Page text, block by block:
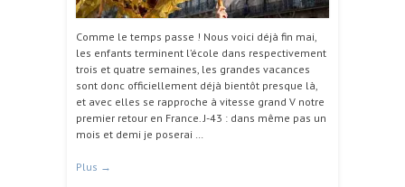
Comme le temps passe ! Nous voici déjà fin mai,
les enfants terminent l’école dans respectivement
trois et quatre semaines, les grandes vacances
sont donc officiellement déjà bientôt presque là,
et avec elles se rapproche à vitesse grand V notre
premier retour en France. J-43 : dans même pas un
mois et demi je poserai …
Plus →